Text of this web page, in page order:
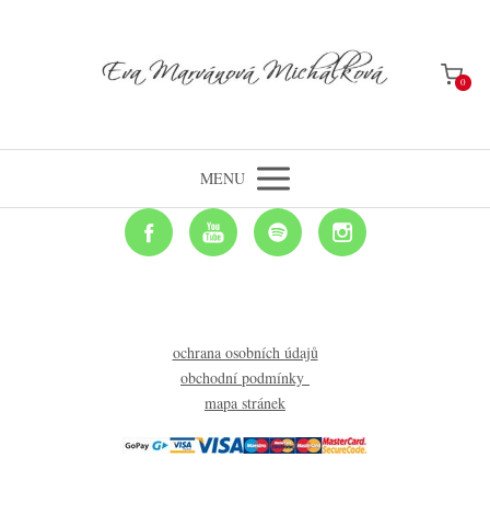
0
MENU
ochrana osobních údajů
obchodní podmínky
mapa stránek